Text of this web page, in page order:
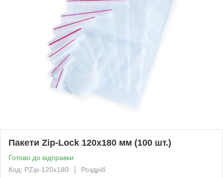
Пакети Zip-Lock 120x180 мм (100 шт.)
Готово до відправки
Код: PZip-120x180
Роздріб